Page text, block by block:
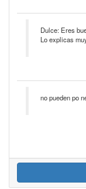
Dulce: Eres
Lo explicas
no pueden po